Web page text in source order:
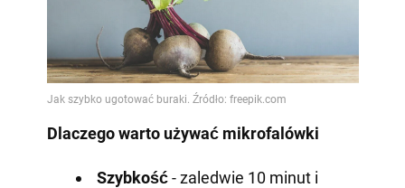
Dlaczego warto używać mikrofalówki
Szybkość- zaledwie 10 minut i